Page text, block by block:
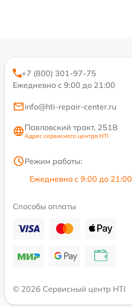
+7 (800) 301-97-75
Ежедневно с 9:00 до 21:00
info@hti-repair-center.ru
Павловский тракт, 251В
Адрес сервисного центра HTI
Режим работы:
Ежедневно с 9:00 до 21:00
Способы оплаты
© 2026 Сервисный центр HTI